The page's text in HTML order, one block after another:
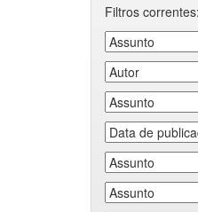
Filtros correntes: